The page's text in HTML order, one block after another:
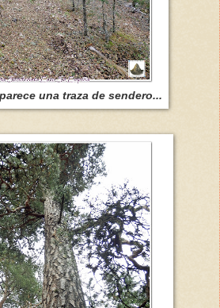
una traza de sendero...